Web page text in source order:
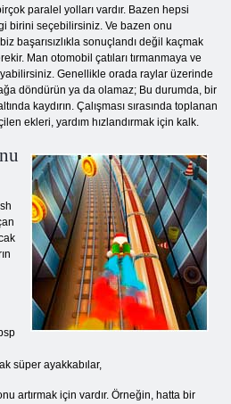
paralel yolları vardır. Bazen hepsi
birini seçebilirsiniz. Ve bazen onu
başarısızlıkla sonuçlandı değil kaçmak
Man otomobil çatıları tırmanmaya ve
Genellikle orada raylar üzerinde
döndürün ya da olamaz; Bu durumda, bir
kaydırın. Çalışması sırasında toplanan
ekleri, yardım hızlandırmak için kalk.
süper ayakkabılar,
artırmak için vardır. Örneğin, hatta bir